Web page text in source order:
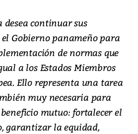
desea continuar sus
Gobierno panameño para
de normas que
a los Estados Miembros
Ello representa una tarea
muy necesaria para
mutuo: fortalecer el
garantizar la equidad,